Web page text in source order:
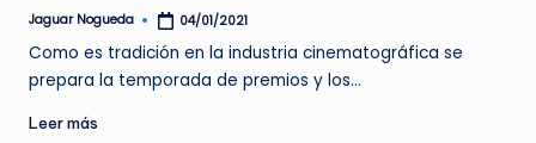
N
o
g
Publicado
Jaguar Nogueda 04/01/2021
Como es tradición en la industria cinematográfica se
prepara la temporada de premios y los…
Leer más